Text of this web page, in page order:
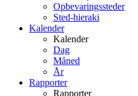
Opbevaringssteder
Sted-hieraki
Kalender
Kalender
Dag
Måned
År
Rapporter
Rapporter